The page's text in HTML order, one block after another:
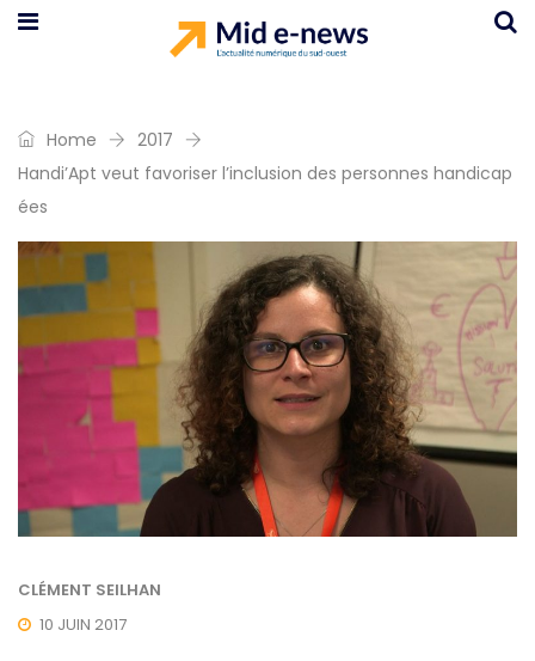
Home
2017
Handi’Apt veut favoriser l’inclusion des personnes handicap
ées
CLÉMENT SEILHAN
10 JUIN 2017